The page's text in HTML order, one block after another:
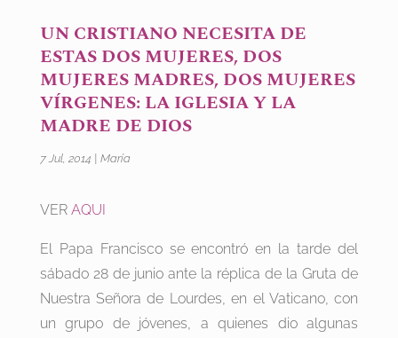
UN CRISTIANO NECESITA DE
ESTAS DOS MUJERES, DOS
MUJERES MADRES, DOS MUJERES
VÍRGENES: LA IGLESIA Y LA
MADRE DE DIOS
7 Jul, 2014 María
VER AQUI
El Papa Francisco se encontró en la tarde del
sábado 28 de junio ante la réplica de la Gruta de
Nuestra Señora de Lourdes, en el Vaticano, con
un grupo de jóvenes, a quienes dio algunas